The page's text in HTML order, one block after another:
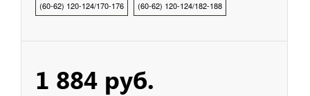
(60-62) 120-124/170-176 (60-62) 120-124/182-188
1 884 руб.